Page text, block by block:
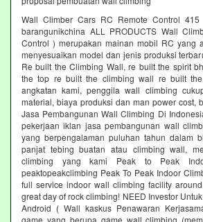
Wall Climber Cars RC Remote Control
barangunikchina ALL PRODUCTS Wall
Control ) merupakan mainan mobil RC yang
menyesuaikan model dan jenis produksi
Re built the Climbing Wall, re built the spirit
the top re built the climbing wall re built
angkatan kami, penggila wall climbing
material, biaya produksi dan man power cost,
Jasa Pembangunan Wall Climbing Di
pekerjaan iklan jasa pembangunan wall
yang berpengalaman puluhan tahun dalam
panjat tebing buatan atau climbing wall,
climbing yang kami Peak to Peak
peaktopeakclimbing Peak To Peak Indoor
full service indoor wall climbing facility
great day of rock climbing! NEED Investor
Android ( Wall kaskus Penawaran
game yang berupa game wall climbing